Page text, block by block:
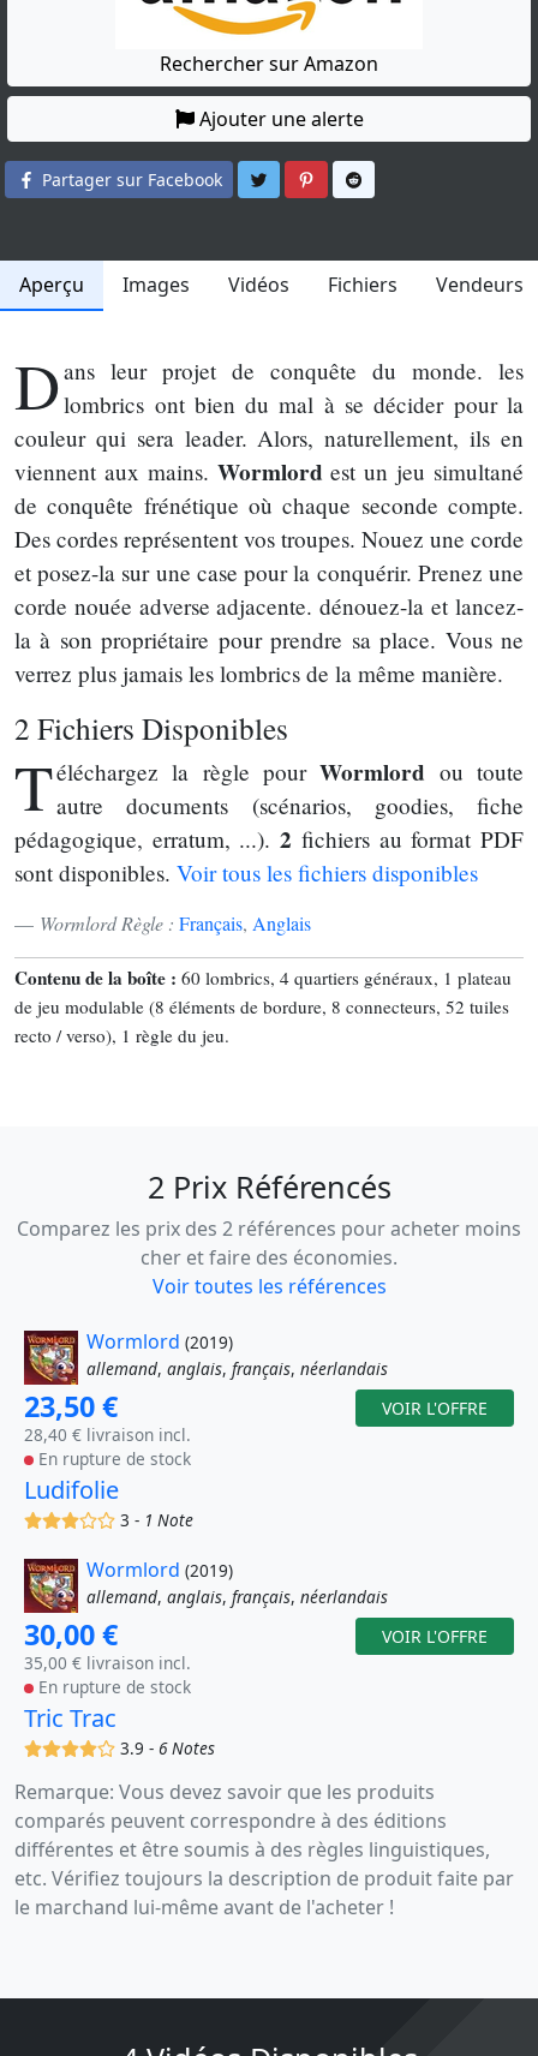
Rechercher sur Amazon
Ajouter une alerte
Partager sur Facebook Partager sur Twitter
Partager sur Pinterest
Aperçu Images Vidéos Fichiers Vendeurs
Dans leur projet de conquête du monde. les
lombrics ont bien du mal à se décider pour la
couleur qui sera leader. Alors, naturellement, ils en
viennent aux mains. Wormlord est un jeu simultané
de conquête frénétique où chaque seconde compte.
Des cordes représentent vos troupes. Nouez une corde
et posez-la sur une case pour la conquérir. Prenez une
corde nouée adverse adjacente. dénouez-la et lancez-
la à son propriétaire pour prendre sa place. Vous ne
verrez plus jamais les lombrics de la même manière.
2 Fichiers Disponibles
Téléchargez la règle pourWormlord ou toute
autre documents (scénarios, goodies, fiche
pédagogique, erratum, ...).2 fichiers au format PDF
sont disponibles. Voir tous les fichiers disponibles
Wormlord Règle : Français, Anglais
Contenu de la boîte : 60 lombrics, 4 quartiers généraux, 1 plateau
de jeu modulable (8 éléments de bordure, 8 connecteurs, 52 tuiles
recto / verso), 1 règle du jeu.
2 Prix Référencés
Comparez les prix des 2 références pour acheter moins
cher et faire des économies.
Voir toutes les références
Wormlord (2019)
allemand, anglais, français, néerlandais
23,50 €
28,40 € livraison incl.
En rupture de stock
VOIR L'OFFRE
Ludifolie
(x)(x)(x)() ()3 - 1 Note
Wormlord (2019)
allemand, anglais, français, néerlandais
30,00 €
35,00 € livraison incl.
En rupture de stock
VOIR L'OFFRE
Tric Trac
(x)(x)(x)(x)()3.9 - 6 Notes
Remarque: Vous devez savoir que les produits
comparés peuvent correspondre à des éditions
différentes et être soumis à des règles linguistiques,
etc. Vérifiez toujours la description de produit faite par
le marchand lui-même avant de l'acheter !